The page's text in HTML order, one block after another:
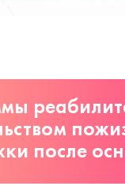
после